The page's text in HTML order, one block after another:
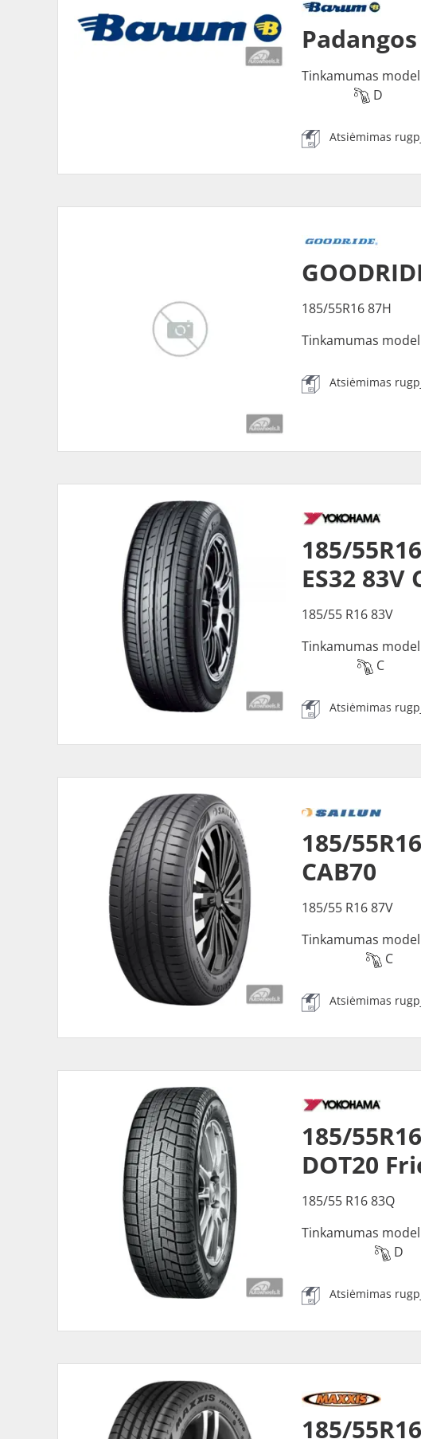
Tinkamumas
D
Atsiėmimas
185/55R16 87H
Tinkamumas
Atsiėmimas
185/
ES32 83V
185/55 R16 83V
Tinkamumas
C
Atsiėmimas
185/
CAB70
185/55 R16 87V
Tinkamumas
C
Atsiėmimas
185/
DOT20
185/55 R16 83Q
Tinkamumas
D
Atsiėmimas
185/